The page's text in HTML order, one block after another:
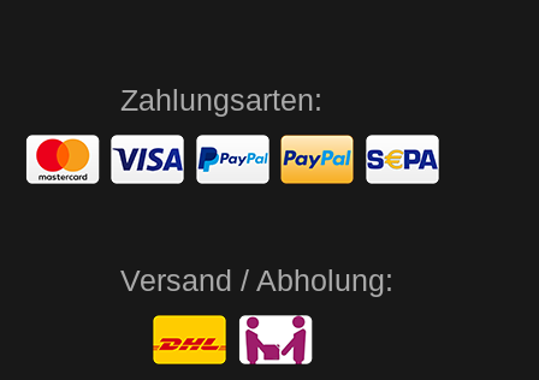
Zahlungsarten:
Versand / Abholung: